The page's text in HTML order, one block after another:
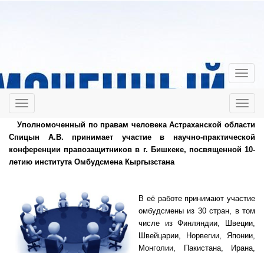
Уполномоченный по правам человека Астраханской области
Спицын А.В. принимает участие в научно-практической
конференции правозащитников в г. Бишкеке, посвященной 10-
летию института Омбудсмена Кыргызстана
В её работе принимают участие
омбудсмены из 30 стран, в том
числе из Финляндии, Швеции,
Швейцарии, Норвегии, Японии,
Монголии, Пакистана, Ирана,